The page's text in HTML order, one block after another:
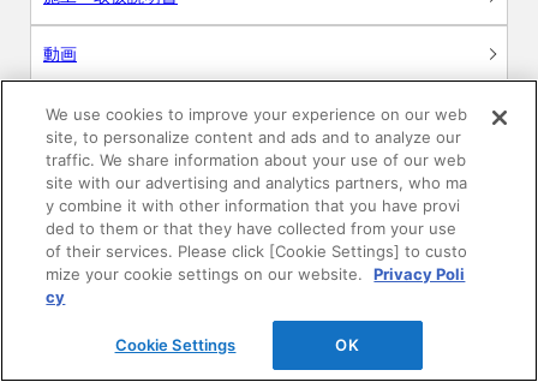
動画
シミュレーションツール
24時間換気システム〈エアスマート〉
簡易設計見積ソフト
R&Dセンター環境測定・分析サービス
商品マスター申し込み
We use cookies to improve your experience on our web
site, to personalize content and ads and to analyze our
traffic. We share information about your use of our web
site with our advertising and analytics partners, who ma
y combine it with other information that you have provi
ded to them or that they have collected from your use
of their services. Please click [Cookie Settings] to custo
mize your cookie settings on our website.
Privacy Poli
cy
Cookie Settings OK